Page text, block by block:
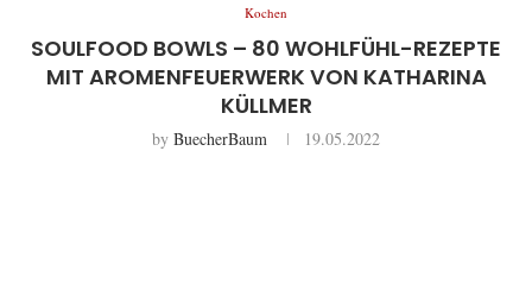
Kochen
SOULFOOD BOWLS – 80 WOHLFÜHL-REZEPTE
MIT AROMENFEUERWERK VON KATHARINA
KÜLLMER
by BuecherBaum 19.05.2022